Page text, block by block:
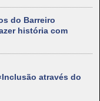
do Barreiro
história com
através do